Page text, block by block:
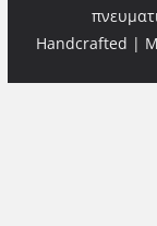
Handcrafted |